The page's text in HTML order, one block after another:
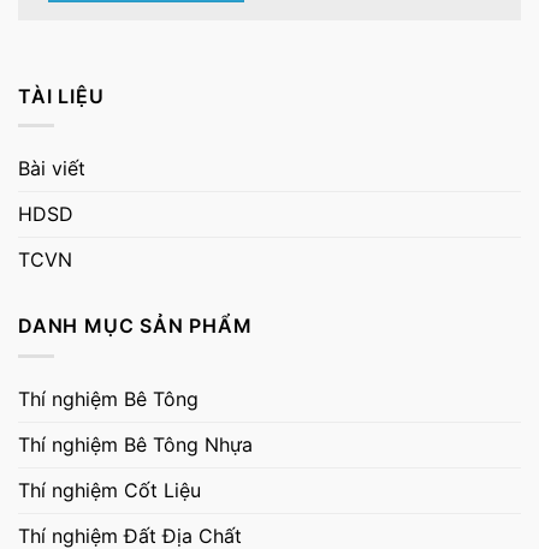
TÀI LIỆU
Bài viết
HDSD
TCVN
DANH MỤC SẢN PHẨM
Thí nghiệm Bê Tông
Thí nghiệm Bê Tông Nhựa
Thí nghiệm Cốt Liệu
Thí nghiệm Đất Địa Chất